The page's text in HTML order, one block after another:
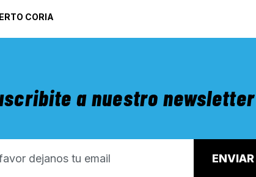
CORIA
a nuestro newsletter